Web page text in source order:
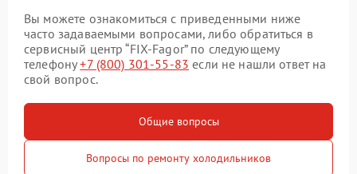
Вы можете ознакомиться с приведенными ниже
часто задаваемыми вопросами, либо обратиться в
сервисный центр “FIX-Fagor” по следующему
телефону+7 (800) 301-55-83 если не нашли ответ на
свой вопрос.
Общие вопросы
Вопросы по ремонту холодильников